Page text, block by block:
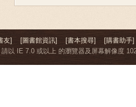
友] [圖書館資訊] [書本搜尋]
[購書助手]
以 IE 7.0 或以上 的瀏覽器及屏幕解像度